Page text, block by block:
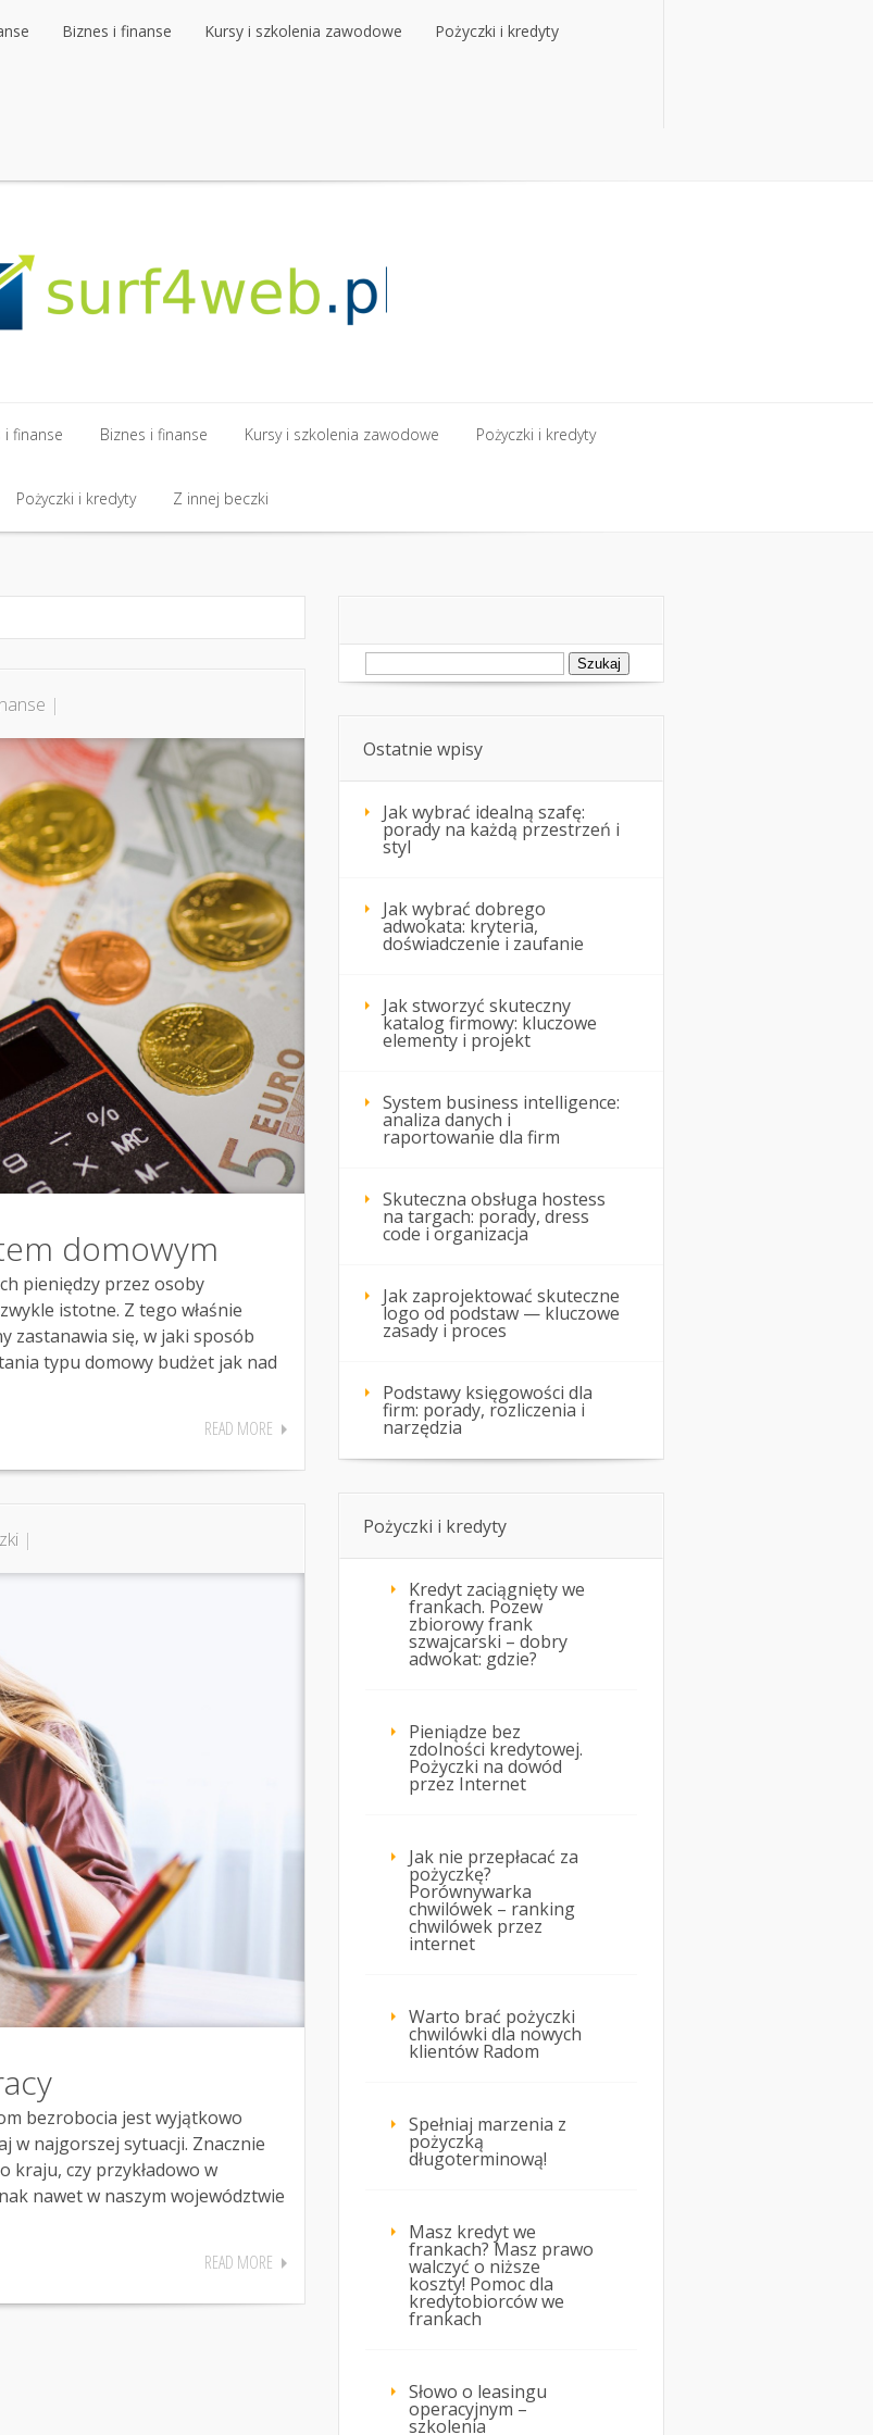
Biznes i finanse Kursy i szkolenia zawodowe Pożyczki i kredyty
i finanse
i finanse
Biznes i finanse
Biznes i finanse
Kursy i szkolenia zawodowe
Kursy i szkolenia zawodowe
Pożyczki i kredyty
Pożyczki i kredyty Z innej beczki
|
domowym
pieniędzy przez osoby
istotne. Z tego właśnie
zastanawia się, w jaki sposób
typu domowy budżet jak nad
READ MORE
|
bezrobocia jest wyjątkowo
w najgorszej sytuacji. Znacznie
kraju, czy przykładowo w
nawet w naszym województwie
READ MORE
Szukaj:
Ostatnie wpisy
Jak wybrać idealną szafę:
porady na każdą przestrzeń i
styl
Jak wybrać dobrego
adwokata: kryteria,
doświadczenie i zaufanie
Jak stworzyć skuteczny
katalog firmowy: kluczowe
elementy i projekt
System business intelligence:
analiza danych i
raportowanie dla firm
Skuteczna obsługa hostess
na targach: porady, dress
code i organizacja
Jak zaprojektować skuteczne
logo od podstaw — kluczowe
zasady i proces
Podstawy księgowości dla
firm: porady, rozliczenia i
narzędzia
Pożyczki i kredyty
Kredyt zaciągnięty we
frankach. Pozew
zbiorowy frank
szwajcarski – dobry
adwokat: gdzie?
Pieniądze bez
zdolności kredytowej.
Pożyczki na dowód
przez Internet
Jak nie przepłacać za
pożyczkę?
Porównywarka
chwilówek – ranking
chwilówek przez
internet
Warto brać pożyczki
chwilówki dla nowych
klientów Radom
Spełniaj marzenia z
pożyczką
długoterminową!
Masz kredyt we
frankach? Masz prawo
walczyć o niższe
koszty! Pomoc dla
kredytobiorców we
frankach
Słowo o leasingu
operacyjnym –
szkolenia